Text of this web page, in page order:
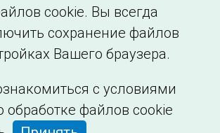
cookie. Вы всегда
сохранение файлов
Вашего браузера.
с условиями
обработке файлов cookie